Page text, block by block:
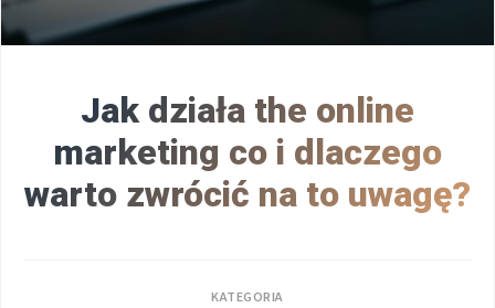
Jak działa the online
marketing co i dlaczego
warto zwrócić na to uwagę?
KATEGORIA